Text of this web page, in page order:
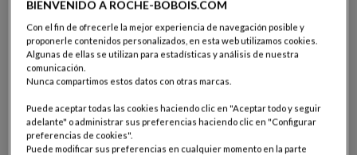
BIENVENIDO A ROCHE-BOBOIS.COM
Con el fin de ofrecerle la mejor experiencia de navegación posible y
proponerle contenidos personalizados, en esta web utilizamos cookies.
Algunas de ellas se utilizan para estadísticas y análisis de nuestra
comunicación.
Nunca compartimos estos datos con otras marcas.
Puede aceptar todas las cookies haciendo clic en "Aceptar todo y seguir
adelante" o administrar sus preferencias haciendo clic en "Configurar
preferencias de cookies".
Puede modificar sus preferencias en cualquier momento en la parte